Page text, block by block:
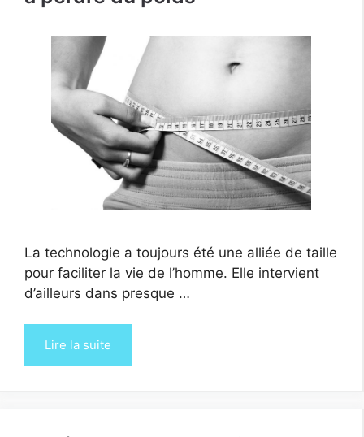
La technologie a toujours été une alliée de taille
pour faciliter la vie de l’homme. Elle intervient
d’ailleurs dans presque …
Lire la suite